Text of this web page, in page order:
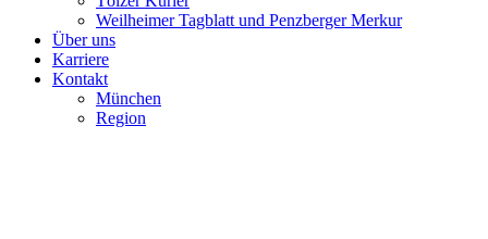
Weilheimer Tagblatt und Penzberger Merkur
Über uns
Karriere
Kontakt
München
Region